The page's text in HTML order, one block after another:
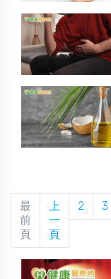
最
前
頁
上
一
頁
2 3